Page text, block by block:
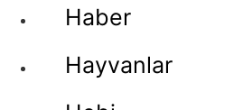
Haber
Hayvanlar